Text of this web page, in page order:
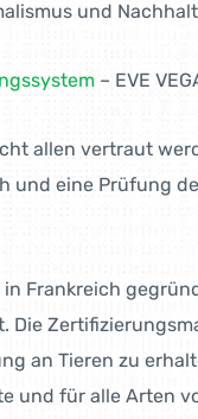
und
– EVE
allen vertraut
und eine Prüfung
in Frankreich
an Tieren zu
und für alle Arten